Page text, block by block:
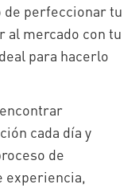
de perfeccionar tu
al mercado con tu
para hacerlo
cada día y
de
experiencia,